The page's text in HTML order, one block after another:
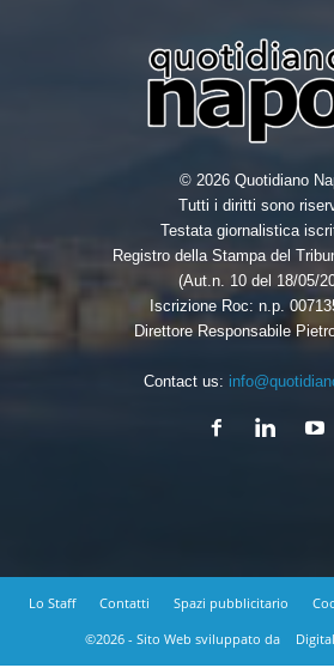
© 2026 Quotidiano
Tutti i diritti sono
Testata giornalistica
Registro della Stampa del
(Aut.n. 10 del 18/05/
Iscrizione Roc: n.p.
Direttore Responsabile
Contact us:
Lo Staff Contatti Spazi pubblicitario
©2026 - Sito Web sviluppato da